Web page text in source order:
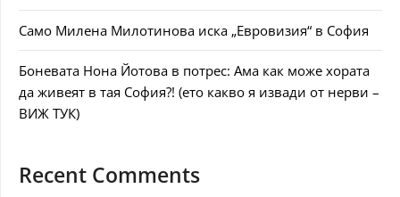
Само Милена Милотинова иска „Евровизия“ в София
Боневата Нона Йотова в потрес: Ама как може хората
да живеят в тая София?! (ето какво я извади от нерви –
ВИЖ ТУК)
Recent Comments